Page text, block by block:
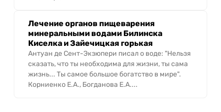
Лечение органов пищеварения
минеральными водами Билинска
Киселка и Зайечицкая горькая
Антуан де Сент-Экзюпери писал о воде: "Нельзя
сказать, что ты необходима для жизни, ты сама
жизнь... Ты самое большое богатство в мире".
Корниенко Е.А., Богданова Е.А....